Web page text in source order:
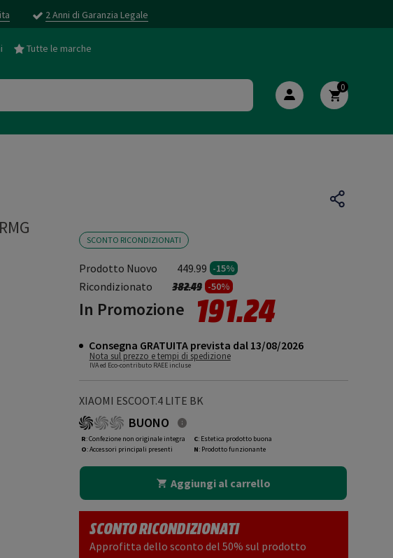
2 Anni di Garanzia Legale
Tutte le marche
0
SCONTO RICONDIZIONATI
Prodotto Nuovo 449.99 -15%
Ricondizionato Prezzo ridotto da
382.49a-50%
In Promozione 191.24
Consegna GRATUITA prevista dal 13/08/2026
Nota sul prezzo e tempi di spedizione
IVA ed Eco-contributo RAEE incluse
XIAOMI ESCOOT.4 LITE BK
BUONO
R: Confezione non originale integra
O: Accessori principali presenti
C: Estetica prodotto buona
N: Prodotto funzionante
Aggiungi al carrello
SCONTO RICONDIZIONATI
Approfitta dello sconto del 50% sul prodotto